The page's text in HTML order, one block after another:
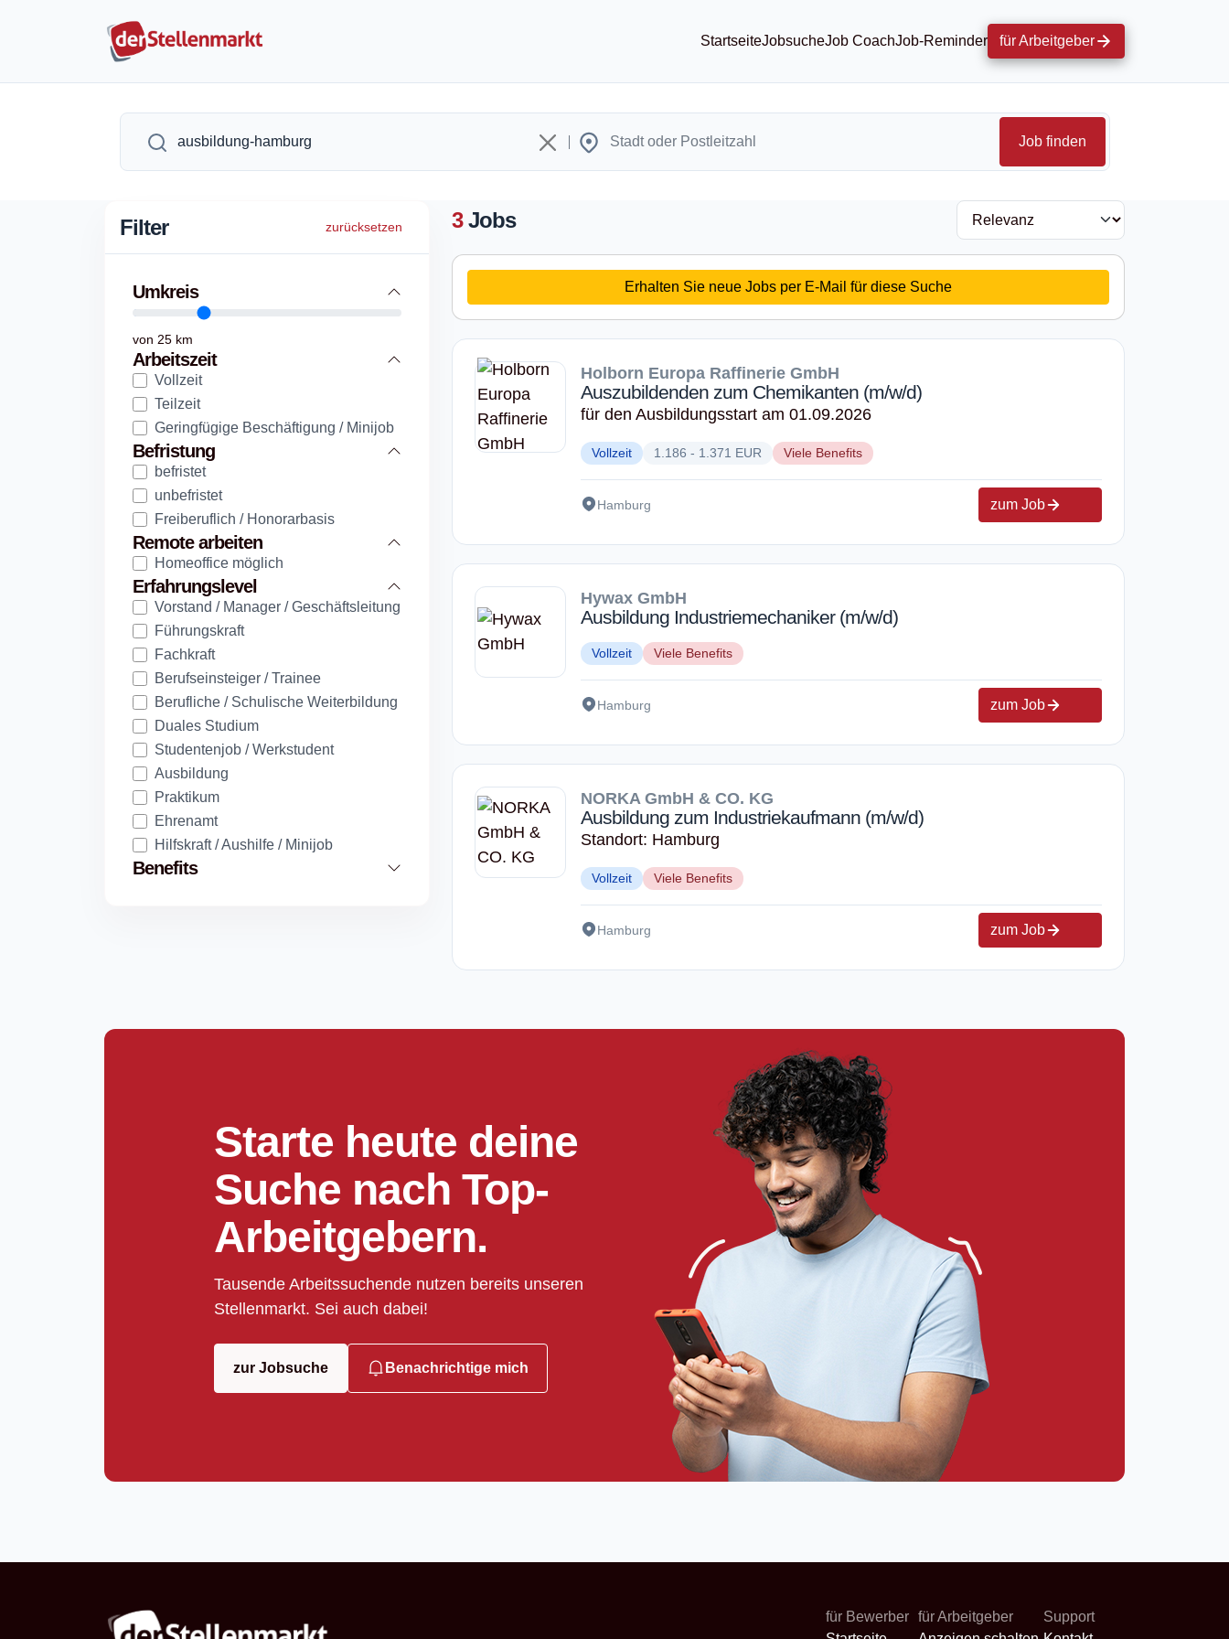
StartseiteJobsucheJob CoachJob-Reminder für Arbeitgeber
Job finden
Filter zurücksetzen
Umkreis
von 25 km
Arbeitszeit
Vollzeit
Teilzeit
Geringfügige Beschäftigung / Minijob
Befristung
befristet
unbefristet
Freiberuflich / Honorarbasis
Remote arbeiten
Homeoffice möglich
Erfahrungslevel
Vorstand / Manager / Geschäftsleitung
Führungskraft
Fachkraft
Berufseinsteiger / Trainee
Berufliche / Schulische Weiterbildung
Duales Studium
Studentenjob / Werkstudent
Ausbildung
Praktikum
Ehrenamt
Hilfskraft / Aushilfe / Minijob
Benefits
3Jobs
Erhalten Sie neue Jobs per E-Mail für diese Suche
Holborn Europa Raffinerie GmbH
Auszubildenden zum Chemikanten (m/w/d)
für den Ausbildungsstart am 01.09.2026
Vollzeit 1.186 - 1.371 EUR Viele Benefits
Hamburg zum Job
Hywax GmbH
Ausbildung Industriemechaniker (m/w/d)
Vollzeit Viele Benefits
Hamburg zum Job
NORKA GmbH & CO. KG
Ausbildung zum Industriekaufmann (m/w/d)
Standort: Hamburg
Vollzeit Viele Benefits
Hamburg zum Job
Starte heute deine
Suche nach Top-
Arbeitgebern.
Tausende Arbeitssuchende nutzen bereits unseren
Stellenmarkt. Sei auch dabei!
zur Jobsuche Benachrichtige mich
für Bewerber für Arbeitgeber
Support